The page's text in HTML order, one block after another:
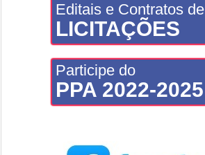
Editais e Contratos de
LICITAÇÕES
Participe do
PPA 2022-2025